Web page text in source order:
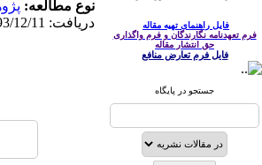
فایل راهنمای تهیه مقاله
فرم تعهدنامه نگارندگان و فرم واگذاری
حق انتشار مقاله
فایل فرم تعارض منافع
جستجو در پایگاه
نوع مطالعه:
دریافت: 1393/12/11 | پذیرش: 1393/12/11 | انتشار: 1393/12/11